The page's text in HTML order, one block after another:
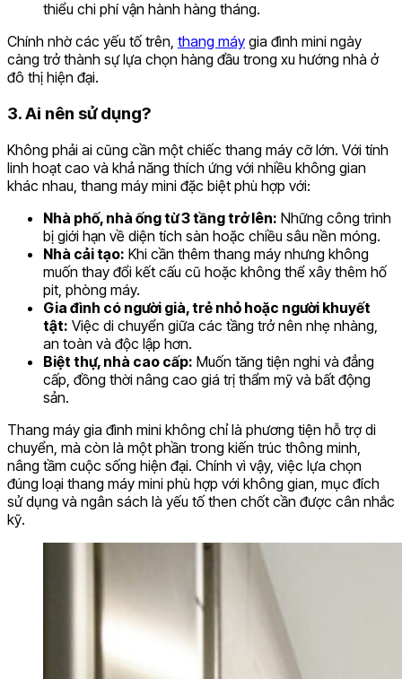
thiểu chi phí vận hành hàng tháng.
Chính nhờ các yếu tố trên, thang máy gia đình mini ngày
càng trở thành sự lựa chọn hàng đầu trong xu hướng nhà ở
đô thị hiện đại.
3. Ai nên sử dụng?
Không phải ai cũng cần một chiếc thang máy cỡ lớn. Với tính
linh hoạt cao và khả năng thích ứng với nhiều không gian
khác nhau, thang máy mini đặc biệt phù hợp với:
Nhà phố, nhà ống từ 3 tầng trở lên: Những công trình
bị giới hạn về diện tích sàn hoặc chiều sâu nền móng.
Nhà cải tạo: Khi cần thêm thang máy nhưng không
muốn thay đổi kết cấu cũ hoặc không thể xây thêm hố
pit, phòng máy.
Gia đình có người già, trẻ nhỏ hoặc người khuyết
tật: Việc di chuyển giữa các tầng trở nên nhẹ nhàng,
an toàn và độc lập hơn.
Biệt thự, nhà cao cấp: Muốn tăng tiện nghi và đẳng
cấp, đồng thời nâng cao giá trị thẩm mỹ và bất động
sản.
Thang máy gia đình mini không chỉ là phương tiện hỗ trợ di
chuyển, mà còn là một phần trong kiến trúc thông minh,
nâng tầm cuộc sống hiện đại. Chính vì vậy, việc lựa chọn
đúng loại thang máy mini phù hợp với không gian, mục đích
sử dụng và ngân sách là yếu tố then chốt cần được cân nhắc
kỹ.